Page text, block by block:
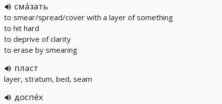
сма́зать
to smear/spread/cover with a layer of something
to hit hard
to deprive of clarity
to erase by smearing
пласт
layer, stratum, bed, seam
доспе́х